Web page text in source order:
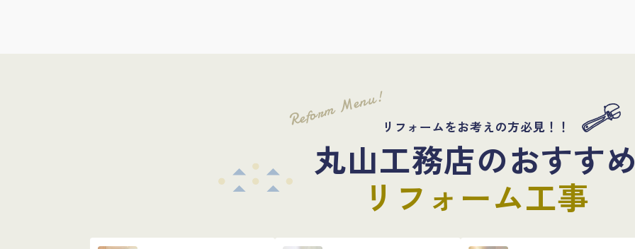
Reform Menu! リフォームをお考えの方必見！！
丸山工務店のおすす
リフォーム工事